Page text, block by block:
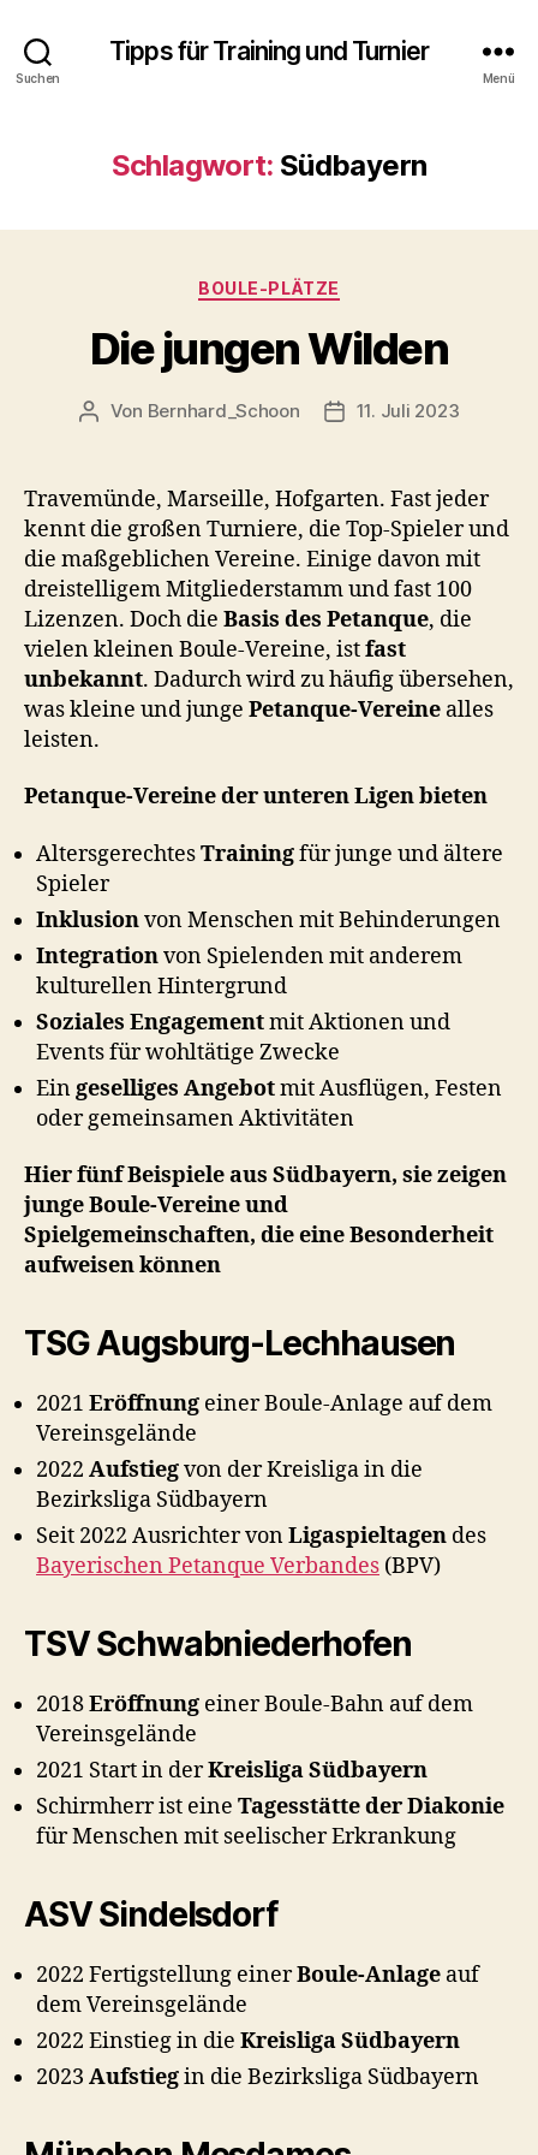
Suchen
Tipps für Training und Turnier
Menü
Schlagwort: Südbayern
Kategorien
BOULE-PLÄTZE
Die jungen Wilden
Beitragsautor
Von Bernhard_Schoon 11. Juli 2023
Travemünde, Marseille, Hofgarten. Fast jeder
kennt die großen Turniere, die Top-Spieler und
die maßgeblichen Vereine. Einige davon mit
dreistelligem Mitgliederstamm und fast 100
Lizenzen. Doch die Basis des Petanque, die
vielen kleinen Boule-Vereine, istfast
unbekannt. Dadurch wird zu häufig übersehen,
was kleine und junge Petanque-Vereine alles
leisten.
Petanque-Vereine der unteren Ligen bieten
AltersgerechtesTrainingfür junge und ältere
Spieler
Inklusionvon Menschen mit Behinderungen
Integrationvon Spielenden mit anderem
kulturellen Hintergrund
Soziales Engagementmit Aktionen und
Events für wohltätige Zwecke
Ein geselliges Angebotmit Ausflügen, Festen
oder gemeinsamen Aktivitäten
Hier fünf Beispiele aus Südbayern, sie zeigen
junge Boule-Vereine und
Spielgemeinschaften, die eine Besonderheit
aufweisen können
TSG Augsburg-Lechhausen
2021 Eröffnung einer Boule-Anlage auf dem
Vereinsgelände
2022 Aufstiegvon der Kreisliga in die
Bezirksliga Südbayern
Seit 2022 Ausrichter vonLigaspieltagen des
Bayerischen Petanque Verbandes (BPV)
TSV Schwabniederhofen
2018Eröffnung einer Boule-Bahn auf dem
Vereinsgelände
2021 Start in derKreisliga Südbayern
Schirmherr ist eine Tagesstätte der Diakonie
für Menschen mit seelischer Erkrankung
ASV Sindelsdorf
2022 Fertigstellung einerBoule-Anlage auf
dem Vereinsgelände
2022 Einstieg in die Kreisliga Südbayern
2023 Aufstiegin die Bezirksliga Südbayern